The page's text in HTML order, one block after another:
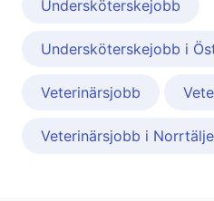
Undersköterskejobb
Undersköterskejobb i
Veterinärsjobb
Veterinärsjobb i Norrtälje